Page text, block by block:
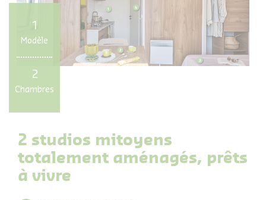
1
Modèle
2
Chambres
2 studios mitoyens
totalement aménagés, prêts
à vivre